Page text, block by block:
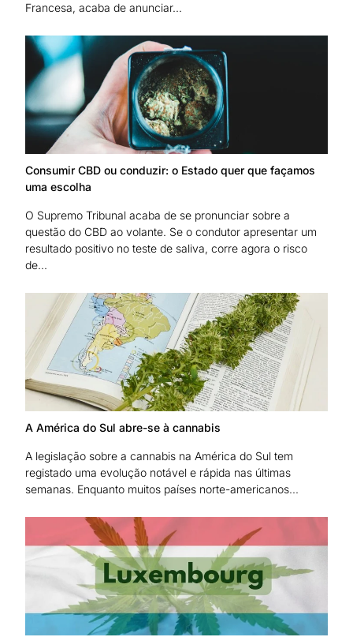
Francesa, acaba de anunciar...
Consumir CBD ou conduzir: o Estado quer que façamos
uma escolha
O Supremo Tribunal acaba de se pronunciar sobre a
questão do CBD ao volante. Se o condutor apresentar um
resultado positivo no teste de saliva, corre agora o risco
de...
A América do Sul abre-se à cannabis
A legislação sobre a cannabis na América do Sul tem
registado uma evolução notável e rápida nas últimas
semanas. Enquanto muitos países norte-americanos...